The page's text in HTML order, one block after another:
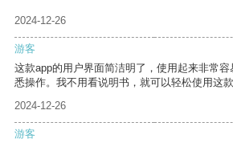
2024-12-26
游客
这款app的用户界面简洁明了，使用起来非常
悉操作。我不用看说明书，就可以轻松使用这款
2024-12-26
游客